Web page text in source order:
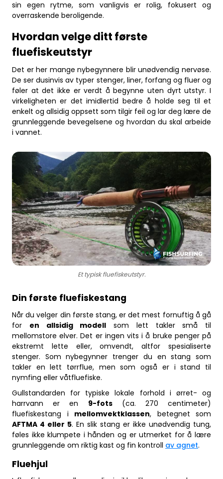
sin egen rytme, som vanligvis er rolig, fokusert og
overraskende beroligende.
Hvordan velge ditt første
fluefiskeutstyr
Det er her mange nybegynnere blir unødvendig nervøse.
De ser dusinvis av typer stenger, liner, forfang og fluer og
føler at det ikke er verdt å begynne uten dyrt utstyr. I
virkeligheten er det imidlertid bedre å holde seg til et
enkelt og allsidig oppsett som tilgir feil og lar deg lære de
grunnleggende bevegelsene og hvordan du skal arbeide
i vannet.
Et typisk fluefiskeutstyr.
Din første fluefiskestang
Når du velger din første stang, er det mest fornuftig å gå
for en allsidig modell som lett takler små til
mellomstore elver. Det er ingen vits i å bruke penger på
ekstremt lette eller, omvendt, altfor spesialiserte
stenger. Som nybegynner trenger du en stang som
takler en lett tørrflue, men som også er i stand til
nymfing eller våtfluefiske.
Gullstandarden for typiske lokale forhold i ørret- og
harrvann er en 9-fots(ca. 270 centimeter)
fluefiskestang i mellomvektklassen, betegnet som
AFTMA 4 eller 5. En slik stang er ikke unødvendig tung,
føles ikke klumpete i hånden og er utmerket for å lære
grunnleggende om riktig kast og fin kontroll av agnet.
Fluehjul